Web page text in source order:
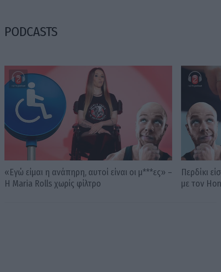
PODCASTS
«Εγώ είμαι η ανάπηρη, αυτοί είναι οι μ***ες» –
Η Maria Rolls χωρίς φίλτρο
Περδίκι
με τον